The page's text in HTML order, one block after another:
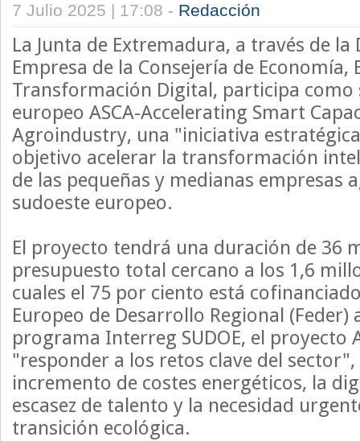
7 Julio 2025 | 17:08 - Redacción
La Junta de Extremadura, a través de la
Empresa de la Consejería de Economía,
Transformación Digital, participa como
europeo ASCA-Accelerating Smart
Agroindustry, una "iniciativa
objetivo acelerar la transformación
de las pequeñas y medianas empresas
sudoeste europeo.
El proyecto tendrá una duración de 36
presupuesto total cercano a los 1,6
cuales el 75 por ciento está
Europeo de Desarrollo Regional (Feder)
programa Interreg SUDOE, el proyecto
"responder a los retos clave del
incremento de costes energéticos, la
escasez de talento y la necesidad
transición ecológica.